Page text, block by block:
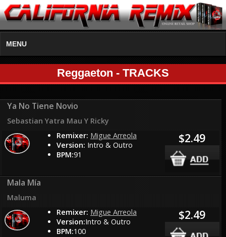
MENU
Reggaeton - TRACKS
Ya No Tiene Novio
Sebastian Yatra Mau Y Ricky
Remixer: Migue Arreola
Version: Intro & Outro
BPM:91
$2.49
Mala Mía
Maluma
Remixer: Migue Arreola
Version:Intro & Outro
BPM:100
$2.49